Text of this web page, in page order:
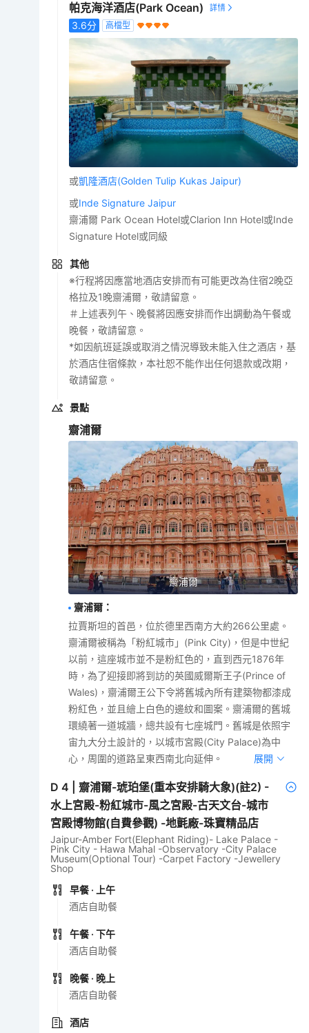
帕克海洋酒店(Park Ocean)
3.6分 高檔型
或凱隆酒店(Golden Tulip Kukas Jaipur)
或Inde Signature Jaipur
齋浦爾 Park Ocean Hotel或Clarion Inn Hotel或Inde
Signature Hotel或同級
其他
※行程將因應當地酒店安排而有可能更改為住宿2晚亞
格拉及1晚齋浦爾，敬請留意。
＃上述表列午、晚餐將因應安排而作出調動為午餐或
晚餐，敬請留意。
*如因航班延誤或取消之情況導致未能入住之酒店，基
於酒店住宿條款，本社恕不能作出任何退款或改期，
敬請留意。
景點
齋浦爾
齋浦爾
齋浦爾 ：
拉賈斯坦的首邑，位於德里西南方大約266公里處。
齋浦爾被稱為「粉紅城市」(Pink City)，但是中世紀
以前，這座城市並不是粉紅色的，直到西元1876年
時，為了迎接即將到訪的英國威爾斯王子(Prince of
Wales)，齋浦爾王公下令將舊城內所有建築物都漆成
粉紅色，並且繪上白色的邊紋和圖案。齋浦爾的舊城
環繞著一道城牆，總共設有七座城門。舊城是依照宇
宙九大分土設計的，以城市宮殿(City Palace)為中
心，周圍的道路呈東西南北向延伸。
展開
D4 |齋浦爾-琥珀堡(重本安排騎大象)(註2) -
水上宮殿-粉紅城市-風之宮殿-古天文台-城市
宮殿博物館(自費參觀) -地氈廠-珠寶精品店
Jaipur-Amber Fort(Elephant Riding)- Lake Palace -
Pink City - Hawa Mahal -Observatory -City Palace
Museum(Optional Tour) -Carpet Factory -Jewellery
Shop
早餐 · 上午
酒店自助餐
午餐 · 下午
酒店自助餐
晚餐 · 晚上
酒店自助餐
酒店